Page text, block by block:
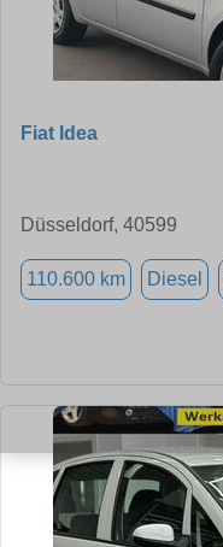
Fiat Idea
Düsseldorf, 40599
110.600 km Diesel